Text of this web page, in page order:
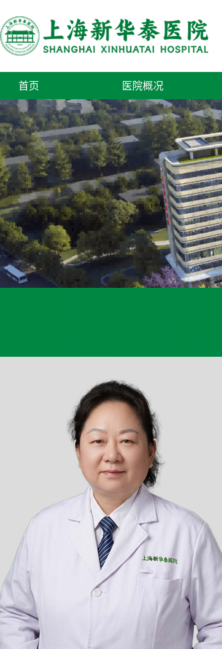
首页 医院概况